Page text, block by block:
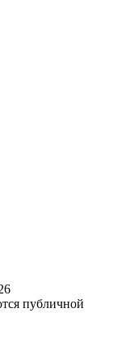
публичной